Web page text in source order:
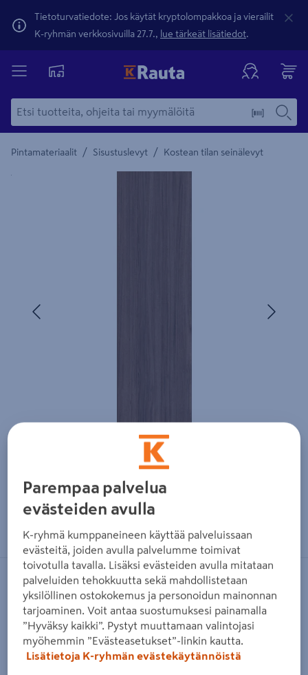
Tietoturvatiedote: Jos käytät kryptolompakkoa ja vierailit
K-ryhmän verkkosivuilla 27.7., lue tärkeät lisätiedot.
Pintamateriaalit / Sisustuslevyt / Kostean tilan seinälevyt
Yksityiskohtainen kuvaus löytyy Tuotteen kuvaus -
Zoomaa kuvaa sormilla kosketusnäytöllä
Sisustuslevy Fibo 0164 S Oak Nature
FIBO
Tuotenumero : 502325446 EAN-koodi:7039490524744
Parempaa palvelua
evästeiden avulla
K-ryhmä kumppaneineen käyttää palveluissaan
evästeitä, joiden avulla palvelumme toimivat
toivotulla tavalla. Lisäksi evästeiden avulla mitataan
palveluiden tehokkuutta sekä mahdollistetaan
yksilöllinen ostokokemus ja personoidun mainonnan
tarjoaminen. Voit antaa suostumuksesi painamalla
”Hyväksy kaikki”. Pystyt muuttamaan valintojasi
myöhemmin ”Evästeasetukset”-linkin kautta.
Lisätietoja K-ryhmän evästekäytännöistä